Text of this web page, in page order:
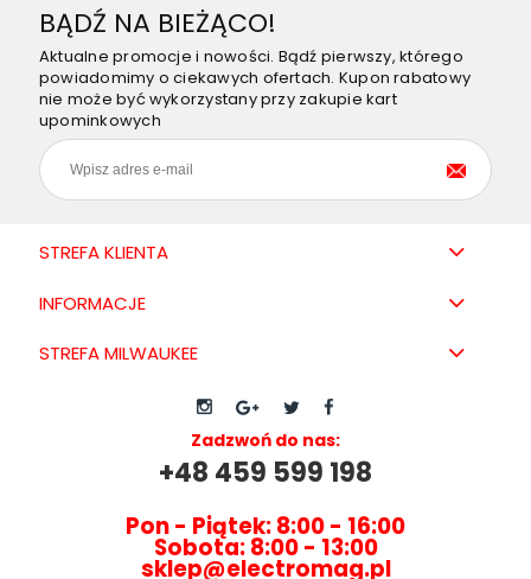
BĄDŹ NA BIEŻĄCO!
Aktualne promocje i nowości. Bądź pierwszy, którego
powiadomimy o ciekawych ofertach. Kupon rabatowy
nie może być wykorzystany przy zakupie kart
upominkowych
STREFA KLIENTA
INFORMACJE
STREFA MILWAUKEE
Zadzwoń do nas:
+48 459 599 198
Pon - Piątek: 8:00 - 16:00
Sobota: 8:00 - 13:00
sklep@electromag.pl